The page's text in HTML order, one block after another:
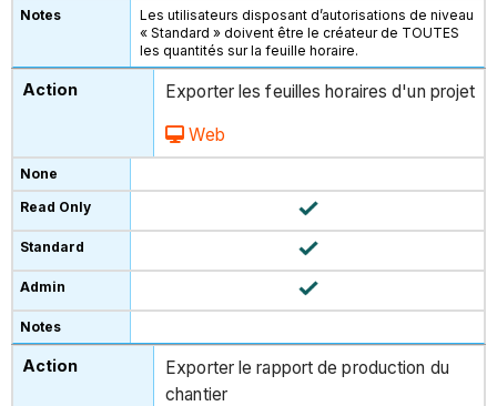
Les utilisateurs disposant d’autorisations de niveau
« Standard » doivent être le créateur de TOUTES
les quantités sur la feuille horaire.
Exporter les feuilles horaires d'un projet
Web
Exporter le rapport de production du
chantier